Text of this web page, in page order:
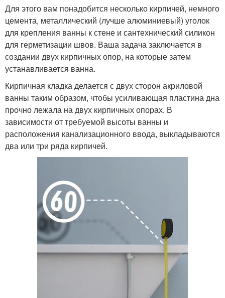
Для этого вам понадобится несколько кирпичей, немного
цемента, металлический (лучше алюминиевый) уголок
для крепления ванны к стене и сантехнический силикон
для герметизации швов. Ваша задача заключается в
создании двух кирпичных опор, на которые затем
устанавливается ванна.
Кирпичная кладка делается с двух сторон акриловой
ванны таким образом, чтобы усиливающая пластина дна
прочно лежала на двух кирпичных опорах. В
зависимости от требуемой высоты ванны и
расположения канализационного ввода, выкладываются
два или три ряда кирпичей.